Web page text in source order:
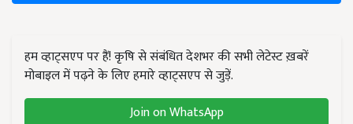
हम व्हाट्सएप पर हैं! कृषि से संबंधित देशभर की सभी लेटेस्ट ख़बरें
मोबाइल में पढ़ने के लिए हमारे व्हाट्सएप से जुड़ें.
Join on WhatsApp